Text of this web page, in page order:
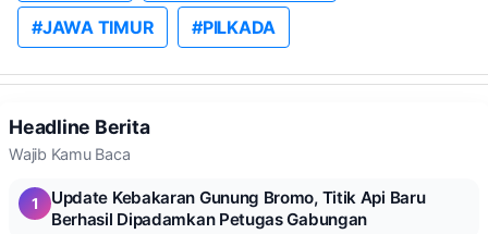
#JAWA TIMUR #PILKADA
Headline Berita
Wajib Kamu Baca
1
Update Kebakaran Gunung Bromo, Titik Api Baru
Berhasil Dipadamkan Petugas Gabungan